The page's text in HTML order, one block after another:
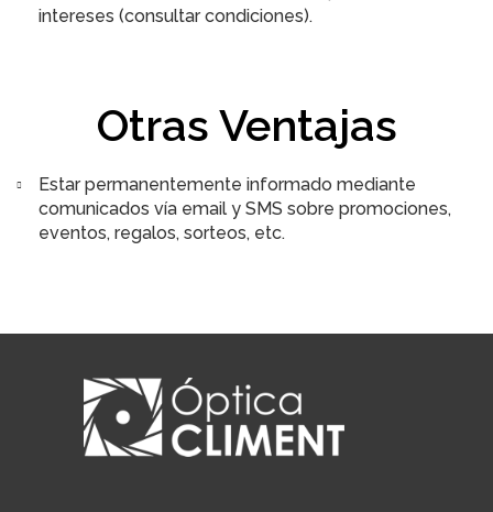
intereses (consultar condiciones).
Otras Ventajas
Estar permanentemente informado mediante
comunicados vía email y SMS sobre promociones,
eventos, regalos, sorteos, etc.